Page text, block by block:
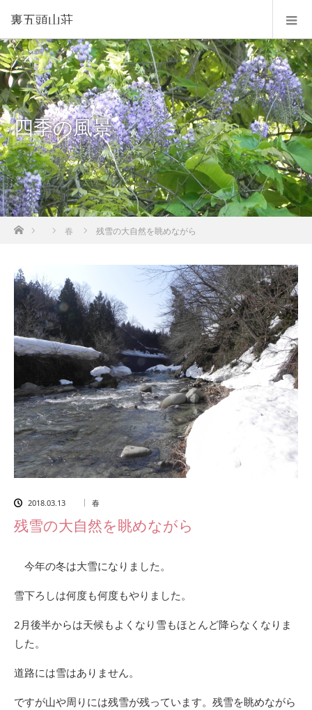
裏五頭山荘
四季の風景
ホーム 春 残雪の大自然を眺めながら
2018.03.13 春
残雪の大自然を眺めながら
今年の冬は大雪になりました。
雪下ろしは何度も何度もやりました。
2月後半からは天候もよくなり雪もほとんど降らなくなりま
した。
道路には雪はありません。
ですが山や周りには残雪が残っています。残雪を眺めながら